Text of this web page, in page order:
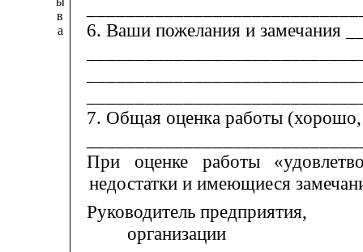
в
а
6. Ваши пожелания изамечания
7. Общая оценка работы (хорошо,
При оценке работы
недостатки и имеющиеся
Руководитель предприятия,
организации